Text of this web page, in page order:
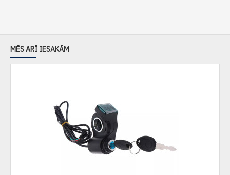
MĒS ARĪ IESAKĀM